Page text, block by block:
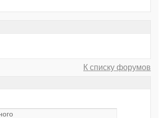
К списку форумов